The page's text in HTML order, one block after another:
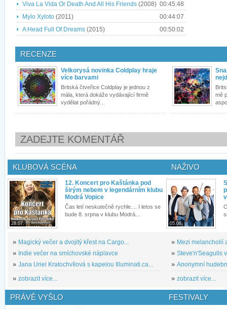
Viva La Vida Or Death And All His Friends (2008) 00:45:48
Mylo Xyloto (2011)
00:44:07
A Head Full Of Dreams (2015) 00:50:02
RECENZE
Velkorysá novinka Coldplay hraje
více barvami
Britská čtveřice Coldplay je jednou z
mála, která dokáže vydávající firmě
vydělat pořádný...
mě
ZADEJTE KOMENTÁŘ
KLUBOVÁ SCÉNA
28.07.
12. Koncert pro Kaštánka pod
širým nebem v legendárním klubu
Modrá Vopice
Čas letí neskutečně rychle.... I letos se
bude 8. srpna v klubu Modrá...
» Magický večer a dvojitý křest na Cargo...
» Indie večer na smíchovské náplavce
» Jana Uriel Kratochvílová s kapelou Illuminati.ca...
» zobrazit více...
NAŽIVO
05.08.
» Mezi melancholií
» Steve'n'Seagulls
» Anonymní
» zobrazit více...
PRÁVĚ VYŠLO FESTIVALY